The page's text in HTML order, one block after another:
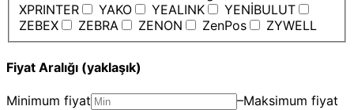
XPRINTER
YAKO YEALINK
YENİBULUT
ZEBEX
ZEBRA ZENON ZenPos ZYWELL
Fiyat Aralığı (yaklaşık)
Minimum fiyat –Maksimum fiyat